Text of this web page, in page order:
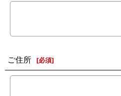
ご住所 [必須]